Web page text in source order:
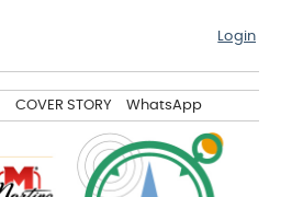
Login
COVER STORY WhatsApp